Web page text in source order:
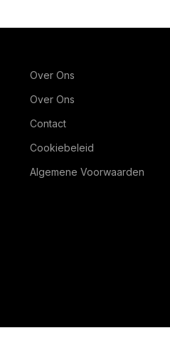
Over Ons
Over Ons
Contact
Cookiebeleid
Algemene Voorwaarden